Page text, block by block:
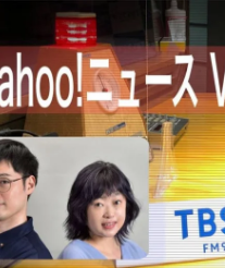
お知らせ
イベント・グッズ
YouTube
会社情報